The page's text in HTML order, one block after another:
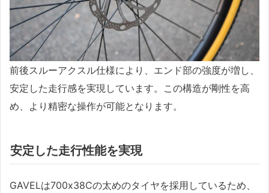
前後スルーアクスル仕様により、エンド部の強度が増し、
安定した走行感を実現しています。この構造が剛性を高
め、より精密な操作が可能となります。
安定した走行性能を実現
GAVELは700x38Cの太めのタイヤを採用しているため、